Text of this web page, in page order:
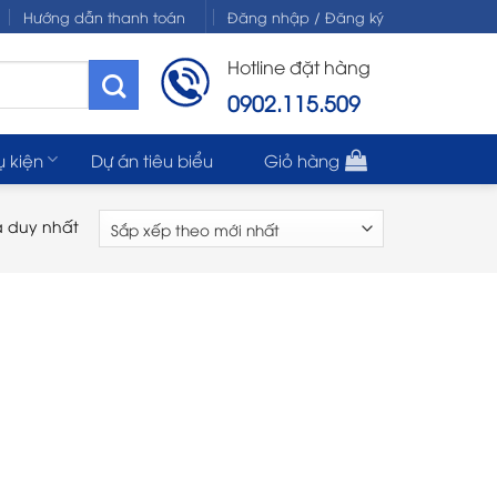
Hướng dẫn thanh toán Đăng nhập / Đăng ký
Hotline đặt hàng
0902.115.509
kiện Dự án tiêu biểu Giỏ hàng
duy nhất